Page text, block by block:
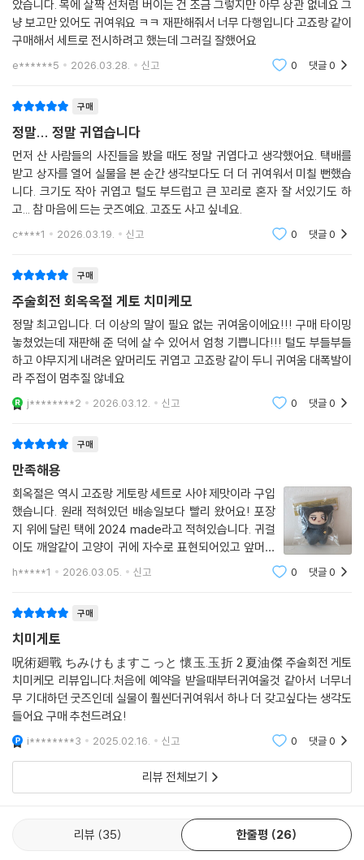
았습니다. 목에 살짝 선처럼 버이는 건 조금 그렇지만 아무 상관 없네요 그
냥 보고만 있어도 귀여워요 ㅋㅋ 재판해줘서 너무 다행입니다 고죠랑 같이
구매해서 세트로 전시하려고 했는데 그러길 잘했어요
e******5 2026.03.28. 신고 0 댓글0
구매
정말... 정말 귀엽습니다
먼저 산 사람들의 사진들을 봤을 때도 정말 귀엽다고 생각했어요. 택배를
받고 상자를 열어 실물을 본 순간 생각보다도 더 더 귀여워서 미칠 뻔했습
니다. 크기도 작아 귀엽고 털도 부드럽고 큰 꼬리로 혼자 잘 서있기도 하
고... 참 마음에 드는 굿즈예요. 고죠도 사고 싶네요.
c****1 2026.03.19. 신고 0 댓글0
구매
주술회전 회옥옥절 게토 치미케모
정말 최고입니다. 더 이상의 말이 필요 없는 귀여움이에요!!! 구매 타이밍
놓쳤었는데 재판해 준 덕에 살 수 있어서 엄청 기쁩니다!!! 털도 부들부들
하고 야무지게 내려온 앞머리도 귀엽고 고죠랑 같이 두니 귀여움 대폭발이
라 주접이 멈추질 않네요
j********2 2026.03.12. 신고 0 댓글0
구매
만족해용
회옥절은 역시 고죠랑 게토랑 세트로 사야 제맛이라 구입
했습니다. 원래 적혀있던 배송일보다 빨리 왔어요! 포장
지 위에 달린 택에 2024 made라고 적혀있습니다. 귀걸
이도 깨알같이 고양이 귀에 자수로 표현되어있고 앞머리
가 포인트네요ㅋㅋㅋ 넘넘 귀여워서 만족합니다!
h*****1 2026.03.05. 신고 0 댓글0
구매
치미게토
呪術廻戰 ちみけもますこっと 懷玉.玉折 2 夏油傑 주술회전 게토
치미케모 리뷰입니다.처음에 예약을 받을때부터귀여울것 같아서 너무너
무 기대하던 굿즈인데 실물이 훨씬더귀여워서 하나 더 갖고싶다는 생각도
들어요 구매 추천드려요!
i********3 2025.02.16. 신고 0 댓글0
리뷰 전체보기
리뷰 35 한줄평 26